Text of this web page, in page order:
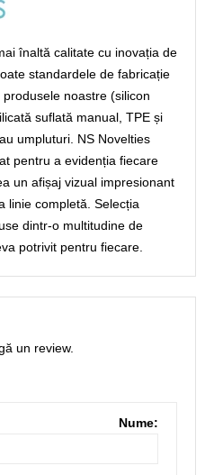
înaltă calitate cu inovația de
standardele de fabricație
noastre (silicon
suflată manual, TPE și
umpluturi. NS Novelties
pentru a evidenția fiecare
un afișaj vizual impresionant
linie completă. Selecția
dintr-o multitudine de
potrivit pentru fiecare.
un review.
Nume: